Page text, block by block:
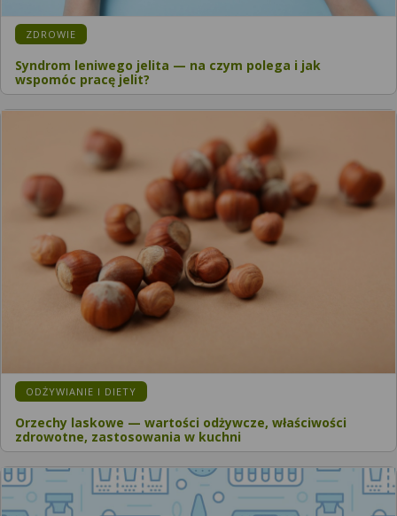
ZDROWIE
Syndrom leniwego jelita — na czym polega i jak
wspomóc pracę jelit?
ODŻYWIANIE I DIETY
Orzechy laskowe — wartości odżywcze, właściwości
zdrowotne, zastosowania w kuchni